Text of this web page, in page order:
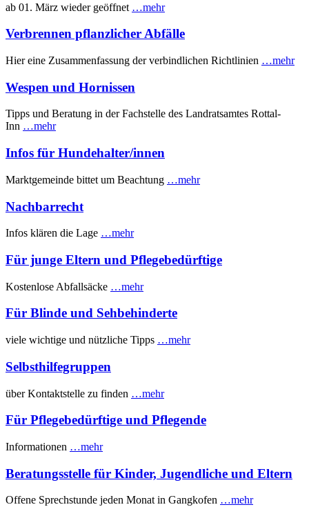
ab 01. März wieder geöffnet …mehr
Verbrennen pflanzlicher Abfälle
Hier eine Zusammenfassung der verbindlichen Richtlinien …mehr
Wespen und Hornissen
Tipps und Beratung in der Fachstelle des Landratsamtes Rottal-
Inn …mehr
Infos für Hundehalter/innen
Marktgemeinde bittet um Beachtung …mehr
Nachbarrecht
Infos klären die Lage …mehr
Für junge Eltern und Pflegebedürftige
Kostenlose Abfallsäcke …mehr
Für Blinde und Sehbehinderte
viele wichtige und nützliche Tipps …mehr
Selbsthilfegruppen
über Kontaktstelle zu finden …mehr
Für Pflegebedürftige und Pflegende
Informationen …mehr
Beratungsstelle für Kinder, Jugendliche und Eltern
Offene Sprechstunde jeden Monat in Gangkofen …mehr